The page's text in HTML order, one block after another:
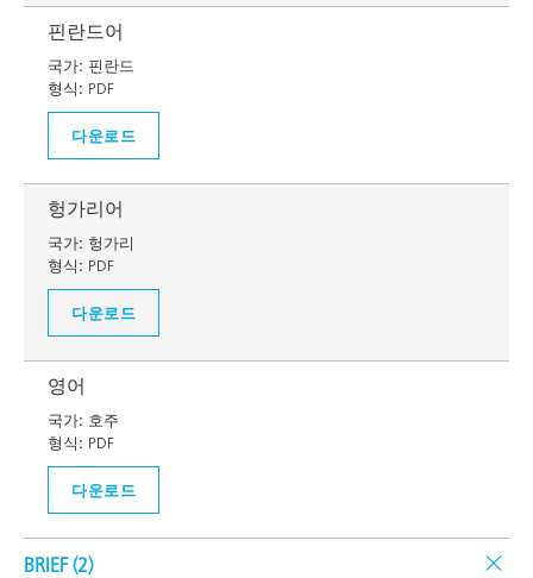
핀란드어
국가: 핀란드
형식: PDF
다운로드
헝가리어
국가: 헝가리
형식: PDF
다운로드
영어
국가: 호주
형식: PDF
다운로드
BRIEF (2)